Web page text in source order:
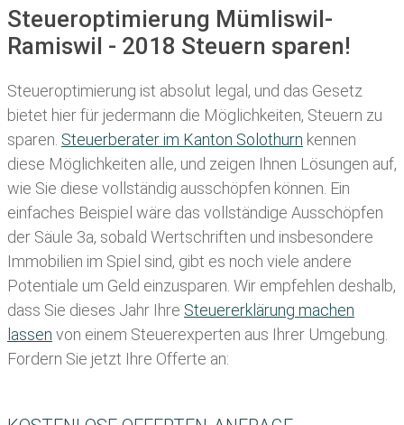
Steueroptimierung Mümliswil-
Ramiswil - 2018 Steuern sparen!
Steueroptimierung ist absolut legal, und das Gesetz
bietet hier für jedermann die Möglichkeiten, Steuern zu
sparen. Steuerberater im K anton Solothurn kennen
diese Möglichkeiten alle, und zeigen Ihnen Lösungen auf,
wie Sie diese vollständig ausschöpfen können. Ein
einfaches Beispiel wäre das vollständige Ausschöpfen
der Säule 3a, sobald Wertschriften und insbesondere
Immobilien im Spiel sind, gibt es noch viele andere
Potentiale um Geld einzusparen. Wir empfehlen deshalb,
dass Sie dieses Jahr Ihre Steuererklärung machen
lassen von einem Steuerexperten aus Ihrer Umgebung.
Fordern Sie jetzt Ihre Offerte an: